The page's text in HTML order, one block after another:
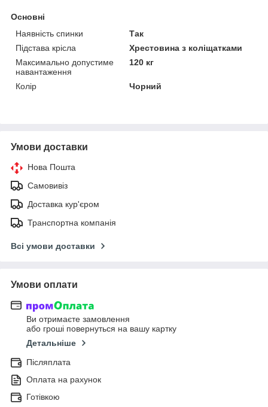
Основні
Наявність спинки
Так
Підстава крісла
Хрестовина з коліщатками
Максимально допустиме
навантаження
120 кг
Колір Чорний
Умови доставки
Нова Пошта
Самовивіз
Доставка кур'єром
Транспортна компанія
Всі умови доставки
Умови оплати
Ви отримаєте замовлення
або гроші повернуться на вашу картку
Детальніше
Післяплата
Оплата на рахунок
Готівкою